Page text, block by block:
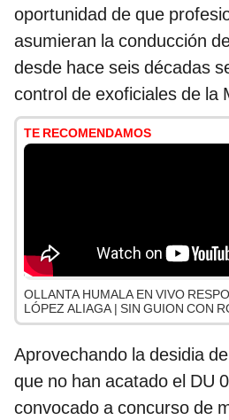
oportunidad de que
asumieran la conducción
desde hace seis décadas
control de exoficiales de la
TE RECOMENDAMOS
OLLANTA HUMALA EN VIVO
LÓPEZ ALIAGA | SIN GUION CON
Aprovechando la desidia
que no han acatado el DU
convocado a concurso de